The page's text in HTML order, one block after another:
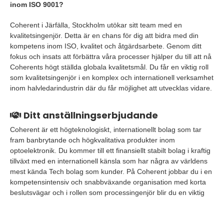
inom ISO 9001?
Coherent i Järfälla, Stockholm utökar sitt team med en
kvalitetsingenjör. Detta är en chans för dig att bidra med din
kompetens inom ISO, kvalitet och åtgärdsarbete. Genom ditt
fokus och insats att förbättra våra processer hjälper du till att nå
Coherents högt ställda globala kvalitetsmål. Du får en viktig roll
som kvalitetsingenjör i en komplex och internationell verksamhet
inom halvledarindustrin där du får möjlighet att utvecklas vidare.
Ditt anställningserbjudande
Coherent är ett högteknologiskt, internationellt bolag som tar
fram banbrytande och högkvalitativa produkter inom
optoelektronik. Du kommer till ett finansiellt stabilt bolag i kraftig
tillväxt med en internationell känsla som har några av världens
mest kända Tech bolag som kunder. På Coherent jobbar du i en
kompetensintensiv och snabbväxande organisation med korta
beslutsvägar och i rollen som processingenjör blir du en viktig